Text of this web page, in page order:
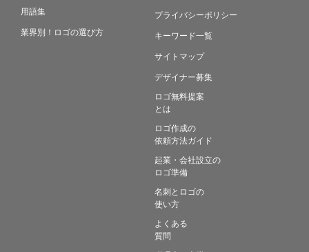
用語集
業界別！ロゴの選び方
プライバシーポリシー
キーワード一覧
サイトマップ
デザイナー募集
ロゴ無料提案
とは
ロゴ作成の
依頼方法ガイド
起業・会社設立の
ロゴ準備
名刺とロゴの
使い方
よくある
質問